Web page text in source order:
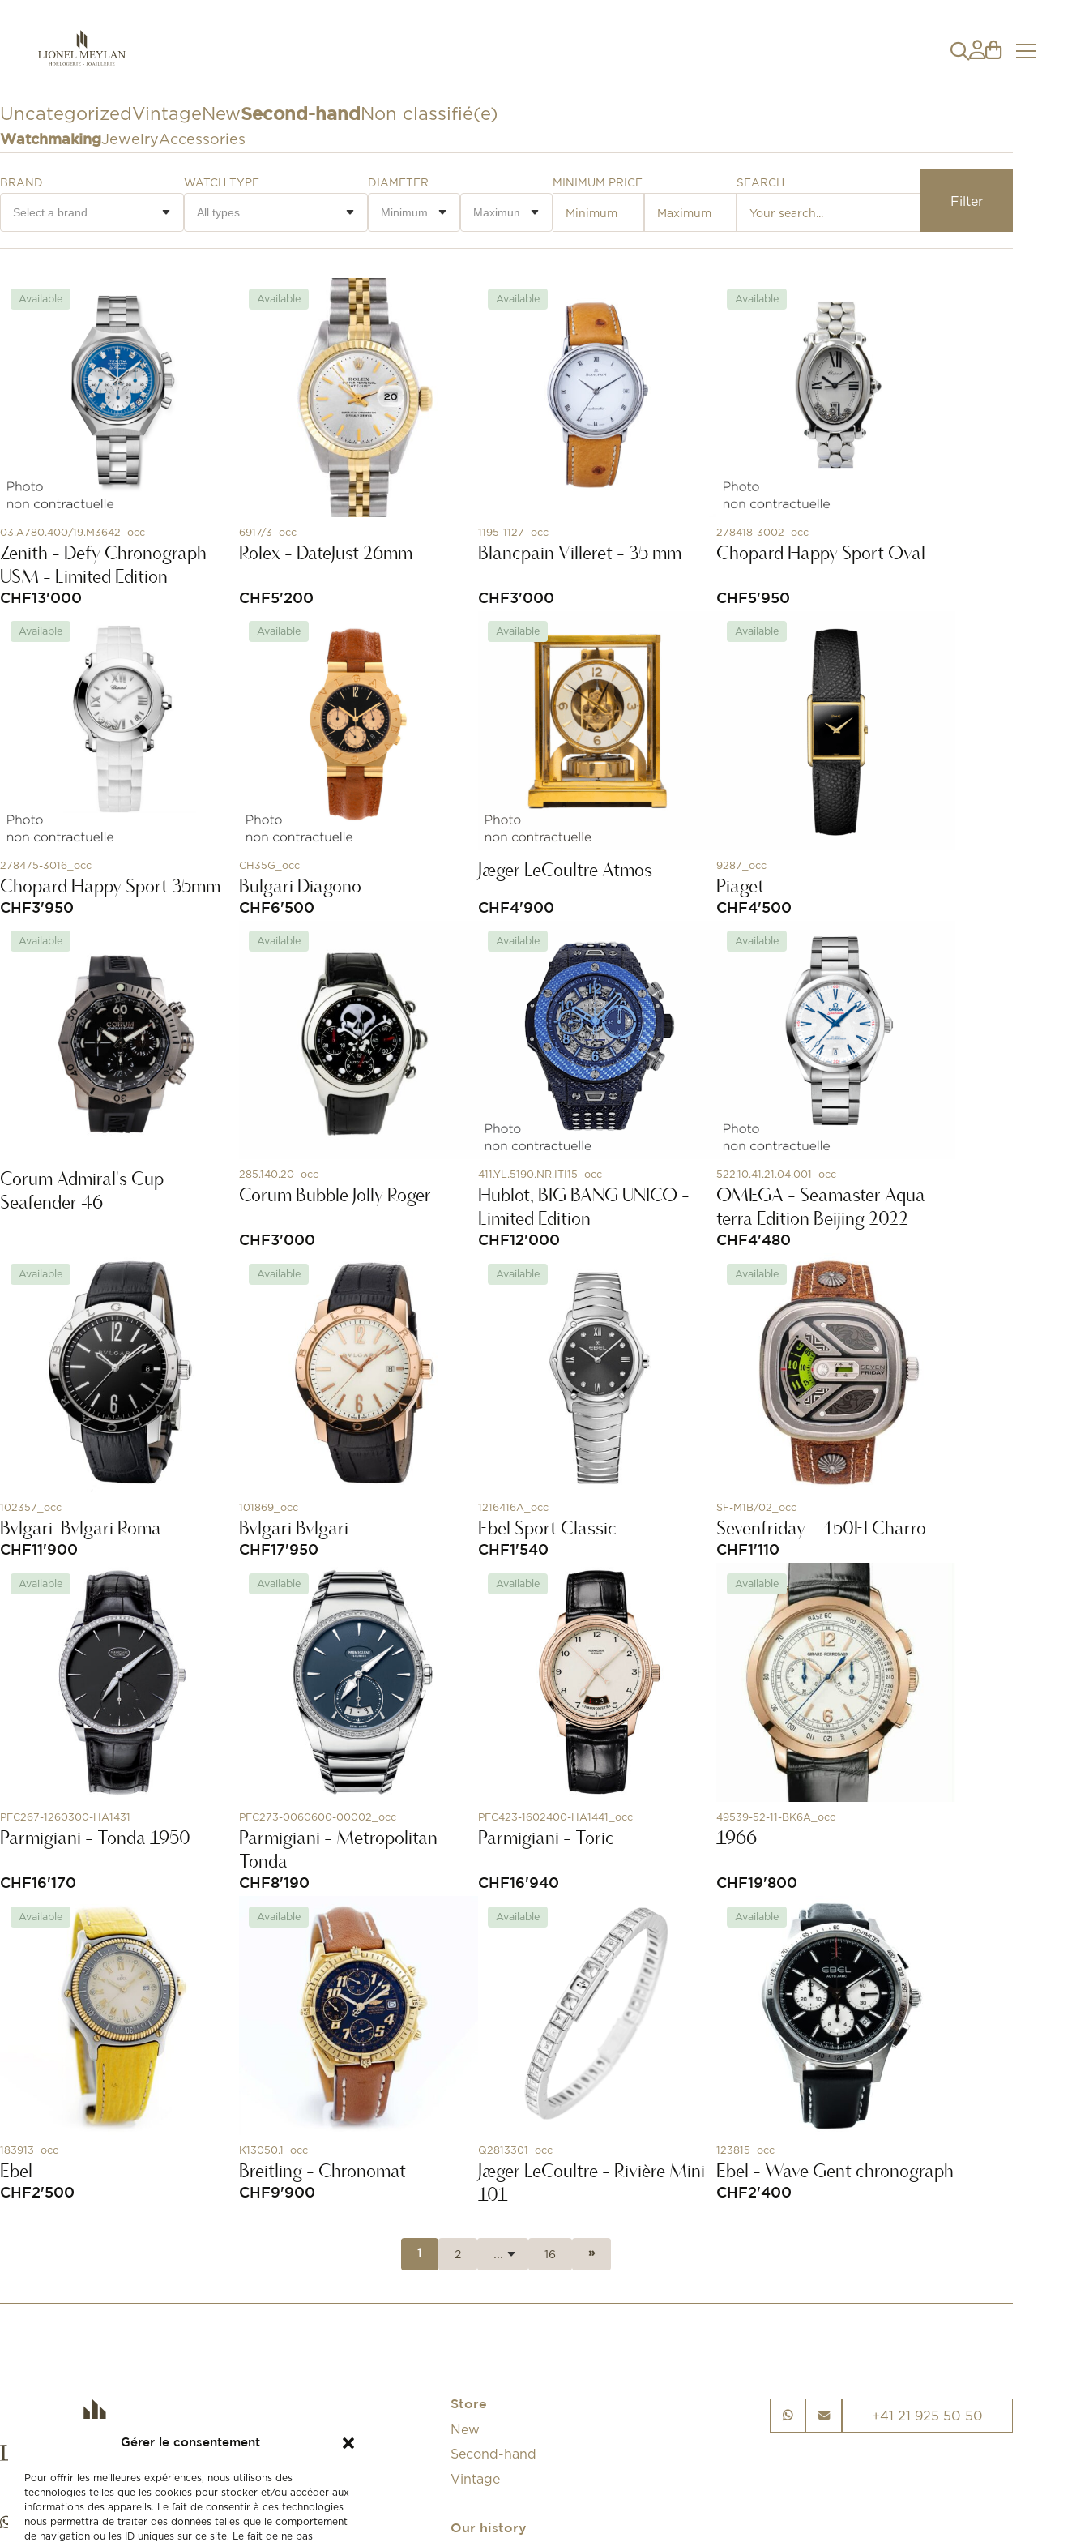
Gérer le consentement
Pour offrir les meilleures expériences, nous utilisons des
technologies telles que les cookies pour stocker et/ou accéder aux
informations des appareils. Le fait de consentir à ces technologies
nous permettra de traiter des données telles que le comportement
de navigation ou les ID uniques sur ce site. Le fait de ne pas
UncategorizedVintageNewSecond-hand Non classifié(e)
WatchmakingJewelryAccessories
BRAND WATCH TYPE DIAMETER MINIMUM PRICE SEARCH
Filter
Loading…
Available
03.A780.400/19.M3642_occ
Zenith - Defy Chronograph
USM - Limited Edition
CHF13'000
Available
6917/3_occ
Rolex - DateJust 26mm
CHF5'200
Available
1195-1127_occ
Blancpain Villeret - 35 mm
CHF3'000
Available
278418-3002_occ
Chopard Happy Sport Oval
CHF5'950
Available
278475-3016_occ
Chopard Happy Sport 35mm
CHF3'950
Available
CH35G_occ
Bulgari Diagono
CHF6'500
Available
Jaeger LeCoultre Atmos
CHF4'900
Available
9287_occ
Piaget
CHF4'500
Available
Corum Admiral's Cup
Seafender 46
Available
285.140.20_occ
Corum Bubble Jolly Roger
CHF3'000
Available
411.YL.5190.NR.ITI15_occ
Hublot, BIG BANG UNICO -
Limited Edition
CHF12'000
Available
522.10.41.21.04.001_occ
OMEGA - Seamaster Aqua
terra Edition Beijing 2022
CHF4'480
Available
102357_occ
Bvlgari-Bvlgari Roma
CHF11'900
Available
101869_occ
Bvlgari Bvlgari
CHF17'950
Available
1216416A_occ
Ebel Sport Classic
CHF1'540
Available
SF-M1B/02_occ
Sevenfriday - 450El Charro
CHF1'110
Available
PFC267-1260300-HA1431
Parmigiani - Tonda 1950
CHF16'170
Available
PFC273-0060600-00002_occ
Parmigiani - Metropolitan
Tonda
CHF8'190
Available
PFC423-1602400-HA1441_occ
Parmigiani - Toric
CHF16'940
Available
49539-52-11-BK6A_occ
1966
CHF19'800
Available
183913_occ
Ebel
CHF2'500
Available
K13050.1_occ
Breitling - Chronomat
CHF9'900
Available
Q2813301_occ
Jaeger LeCoultre - Rivière Mini
101
Available
123815_occ
Ebel - Wave Gent chronograph
CHF2'400
2 16 »
Store
New
Second-hand
Vintage
Our history
+41 21 925 50 50